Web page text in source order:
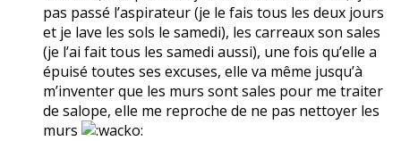
pas passé l’aspirateur (je le fais tous les deux jours
et je lave les sols le samedi), les carreaux son sales
(je l’ai fait tous les samedi aussi), une fois qu’elle a
épuisé toutes ses excuses, elle va même jusqu’à
m’inventer que les murs sont sales pour me traiter
de salope, elle me reproche de ne pas nettoyer les
murs